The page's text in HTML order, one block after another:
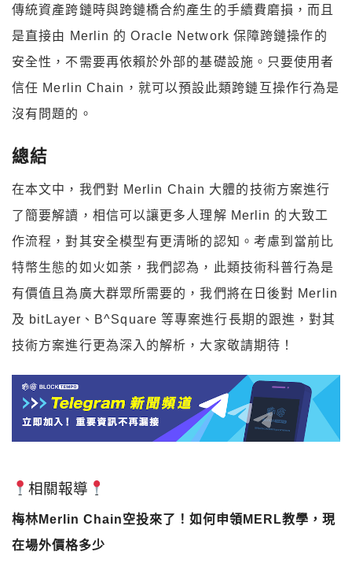
傳統資產跨鏈時與跨鏈橋合約產生的手續費磨損，而且
是直接由 Merlin 的 Oracle Network 保障跨鏈操作的
安全性，不需要再依賴於外部的基礎設施。只要使用者
信任 Merlin Chain，就可以預設此類跨鏈互操作行為是
沒有問題的。
總結
在本文中，我們對 Merlin Chain 大體的技術方案進行
了簡要解讀，相信可以讓更多人理解 Merlin 的大致工
作流程，對其安全模型有更清晰的認知。考慮到當前比
特幣生態的如火如荼，我們認為，此類技術科普行為是
有價值且為廣大群眾所需要的，我們將在日後對 Merlin
及 bitLayer、B^Square 等專案進行長期的跟進，對其
技術方案進行更為深入的解析，大家敬請期待！
相關報導
梅林Merlin Chain空投來了！如何申領MERL教學，現
在場外價格多少